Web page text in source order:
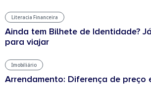
Literacia Financeira
Ainda tem Bilhete de Identidade?
para viajar
Imobiliário
Arrendamento: Diferença de preço